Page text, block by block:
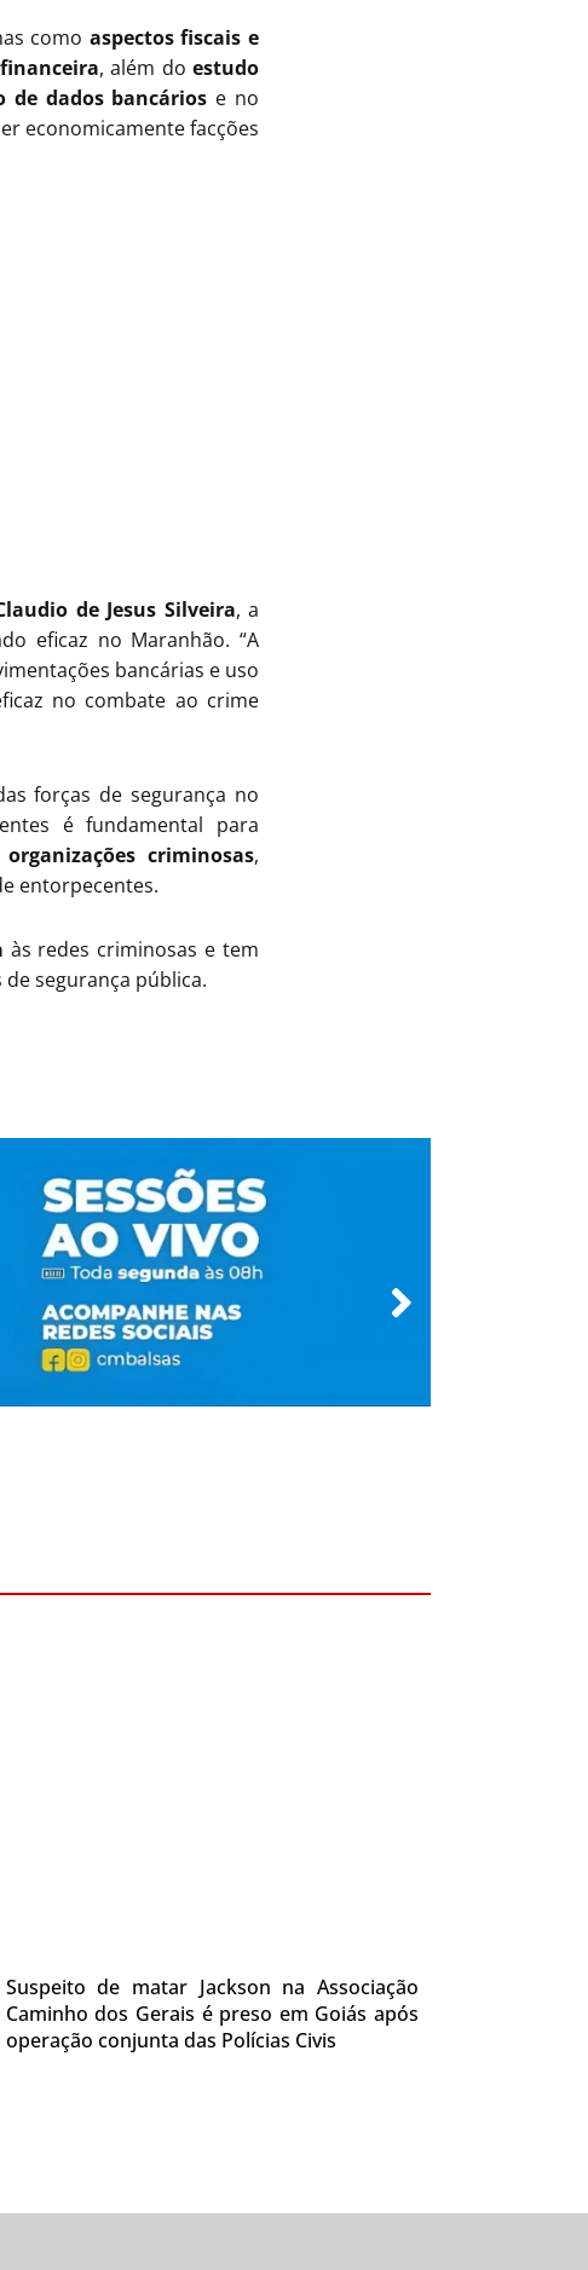
como aspectos fiscais e
, além doestudo
de dados bancários e no
economicamente facções
de Jesus Silveira, a
eficaz no Maranhão. “A
bancárias e uso
no combate ao crime
forças de segurança no
é fundamental para
criminosas,
entorpecentes.
às redes criminosas e tem
segurança pública.
Suspeito de matar Jackson na Associação
Caminho dos Gerais é preso em Goiás após
operação conjunta das Polícias Civis